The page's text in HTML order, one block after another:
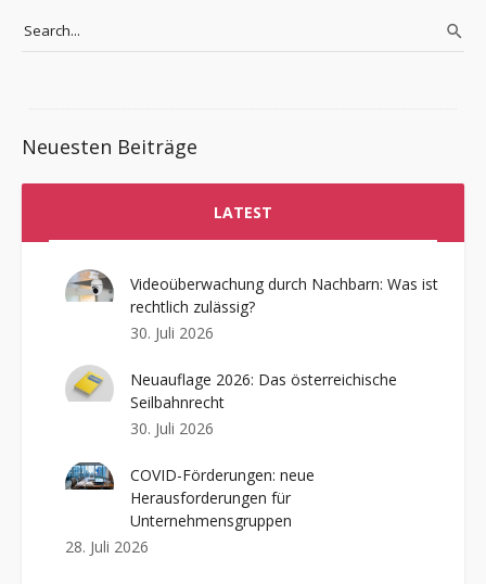
Neuesten Beiträge
LATEST
Videoüberwachung durch Nachbarn: Was ist
rechtlich zulässig?
30. Juli 2026
Neuauflage 2026: Das österreichische
Seilbahnrecht
30. Juli 2026
COVID-Förderungen: neue
Herausforderungen für
Unternehmensgruppen
28. Juli 2026